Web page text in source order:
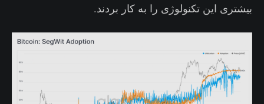
بیشتری این تکنولوژی را به کار بردند.